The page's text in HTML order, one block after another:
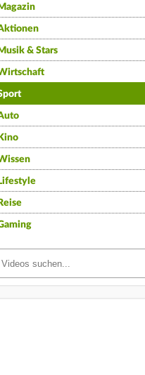
Magazin
Musik & Stars
Kino
Lifestyle
Reise